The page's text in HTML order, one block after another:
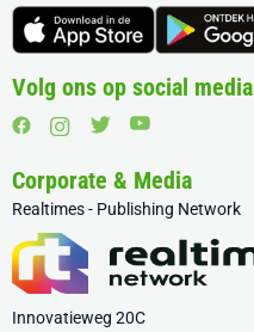
Volg ons op social media
Corporate & Media
Realtimes - Publishing Network
Innovatieweg 20C